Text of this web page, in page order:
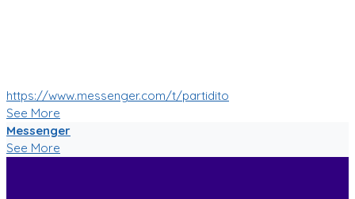
https://www.messenger.com/t/partidito
See More
Messenger
See More